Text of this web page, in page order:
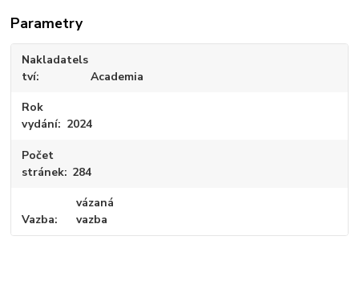
Parametry
Nakladatels
tví
Academia
Rok
vydání
2024
Počet
stránek 284
Vazba
vázaná
vazba